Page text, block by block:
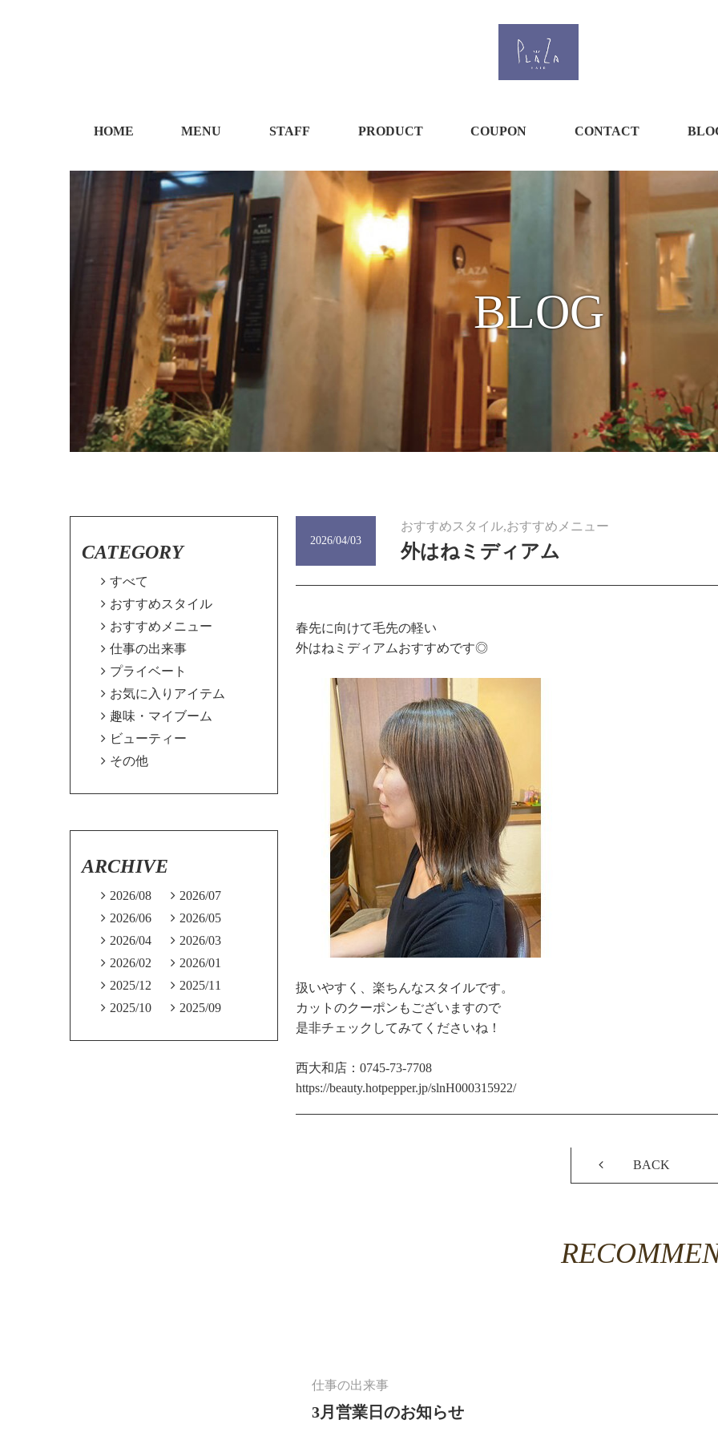
HOME MENU STAFF PRODUCT COUPON CONTACT
BLOG
2026/04/03
おすすめスタイル,おすすめメニュー
外はねミディアム
春先に向けて毛先の軽い
外はねミディアムおすすめです◎
扱いやすく、楽ちんなスタイルです。
カットのクーポンもございますので
是非チェックしてみてくださいね！
西大和店：0745-73-7708
https://beauty.hotpepper.jp/slnH000315922/
BACK
仕事の出来事
3月営業日のお知らせ
CATEGORY
 すべて
 おすすめスタイル
 おすすめメニュー
 仕事の出来事
 プライベート
 お気に入りアイテム
 趣味・マイブーム
 ビューティー
 その他
ARCHIVE
 2026/08  2026/07
 2026/06  2026/05
 2026/04  2026/03
 2026/02  2026/01
 2025/12  2025/11
 2025/10  2025/09